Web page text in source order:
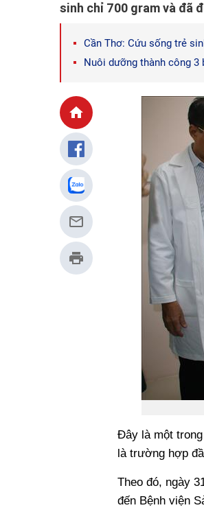
sinh chỉ 700 gram và đã
Cần Thơ: Cứu sống trẻ
Nuôi dưỡng thành công
Đây là một
là trường hợp
Theo đó, ngày
đến Bệnh viện